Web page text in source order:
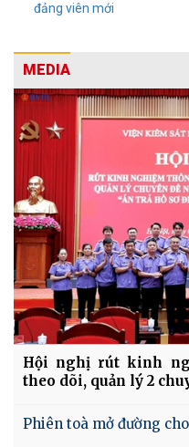
đảng viên mới
MEDIA
Hội nghị rút kinh
theo dõi, quản lý 2
Phiên toà mở đường